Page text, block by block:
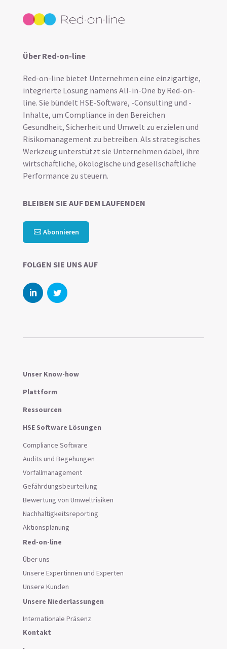
Über Red-on-line
Red-on-line bietet Unternehmen eine einzigartige,
integrierte Lösung namens All-in-One by Red-on-
line. Sie bündelt HSE-Software, -Consulting und -
Inhalte, um Compliance in den Bereichen
Gesundheit, Sicherheit und Umwelt zu erzielen und
Risikomanagement zu betreiben. Als strategisches
Werkzeug unterstützt sie Unternehmen dabei, ihre
wirtschaftliche, ökologische und gesellschaftliche
Performance zu steuern.
BLEIBEN SIE AUF DEM LAUFENDEN
Abonnieren
FOLGEN SIE UNS AUF
Unser Know-how
Plattform
Ressourcen
HSE Software Lösungen
Compliance Software
Audits und Begehungen
Vorfallmanagement
Gefährdungsbeurteilung
Bewertung von Umweltrisiken
Nachhaltigkeitsreporting
Aktionsplanung
Red-on-line
Über uns
Unsere Expertinnen und Experten
Unsere Kunden
Unsere Niederlassungen
Internationale Präsenz
Kontakt